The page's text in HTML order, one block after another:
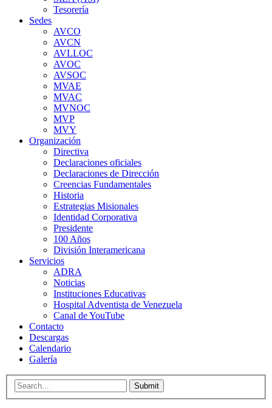
Tesorería
Sedes
AVCO
AVCN
AVLLOC
AVOC
AVSOC
MVAE
MVAC
MVNOC
MVP
MVY
Organización
Directiva
Declaraciones oficiales
Declaraciones de Dirección
Creencias Fundamentales
Historia
Estrategias Misionales
Identidad Corporativa
Presidente
100 Años
División Interamericana
Servicios
ADRA
Noticias
Instituciones Educativas
Hospital Adventista de Venezuela
Canal de YouTube
Contacto
Descargas
Calendario
Galería
Submit